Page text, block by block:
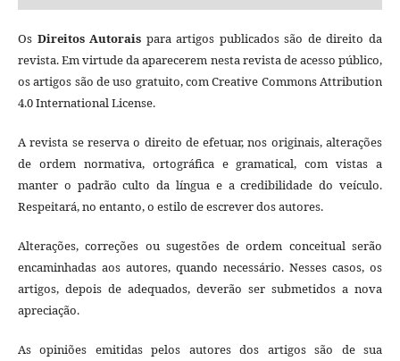
Os Direitos Autorais para artigos publicados são de direito da
revista. Em virtude da aparecerem nesta revista de acesso público,
os artigos são de uso gratuito, com Creative Commons Attribution
4.0 International License.
A revista se reserva o direito de efetuar, nos originais, alterações
de ordem normativa, ortográfica e gramatical, com vistas a
manter o padrão culto da língua e a credibilidade do veículo.
Respeitará, no entanto, o estilo de escrever dos autores.
Alterações, correções ou sugestões de ordem conceitual serão
encaminhadas aos autores, quando necessário. Nesses casos, os
artigos, depois de adequados, deverão ser submetidos a nova
apreciação.
As opiniões emitidas pelos autores dos artigos são de sua